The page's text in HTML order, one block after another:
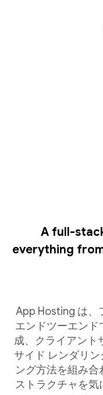
A full-
everything
App Hosting は、
エンドツーエンド
成、クライアント
サイド レンダリ
ング方法を組み
ストラクチャを気